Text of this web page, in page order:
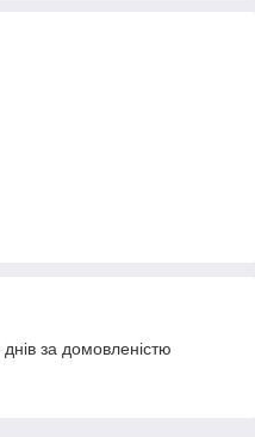
за домовленістю